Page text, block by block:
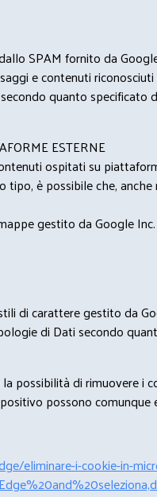
SPAM fornito da
e contenuti riconosciuti
quanto specificato
ESTERNE
ospitati su
tipo, è possibile che,
gestito da Google
di carattere gestito da
di Dati secondo
possibilità di rimuovere i
possono
eliminare-i-cookie-in-